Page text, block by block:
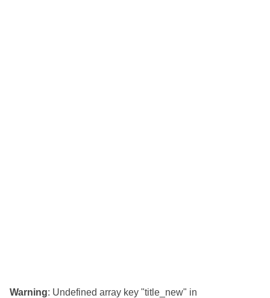
Warning: Undefined array key "title_new" in